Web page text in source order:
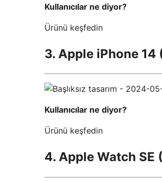
Kullanıcılar ne diyor?
Ürünü keşfedin
3. Apple iPhone 14
Kullanıcılar ne diyor?
Ürünü keşfedin
4. Apple Watch SE